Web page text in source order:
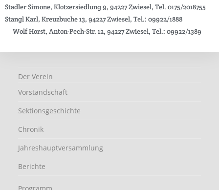
Stadler Simone, Klotzersiedlung 9, 94227 Zwiesel, Tel. 0175/2018755
Stangl Karl, Kreuzbuche 13, 94227 Zwiesel, Tel.: 09922/1888
Wolf Horst, Anton-Pech-Str. 12, 94227 Zwiesel, Tel.: 09922/1389
Der Verein
Vorstandschaft
Sektionsgeschichte
Chronik
Jahreshauptversammlung
Berichte